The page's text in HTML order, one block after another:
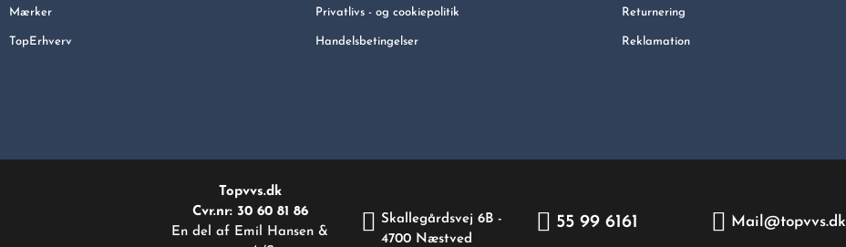
Mærker
TopErhverv
Privatlivs - og cookiepolitik
Handelsbetingelser
Returnering
Reklamation
Topvvs.dk
Cvr.nr: 30 60 81 86
En del af Emil Hansen &
Skallegårdsvej 6B -
4700 Næstved
55 99 6161 Mail@topvvs.dk